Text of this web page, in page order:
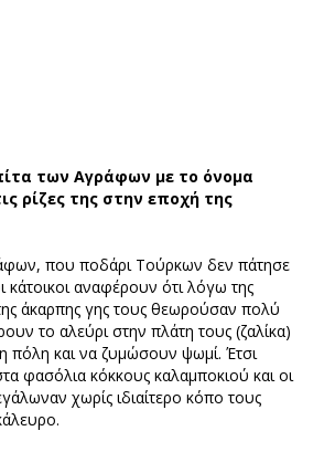
των Αγράφων με το όνομα
ρίζες της στην εποχή της
που ποδάρι Τούρκων δεν πάτησε
κάτοικοι αναφέρουν ότι λόγω της
άκαρπης γης τους θεωρούσαν πολύ
το αλεύρι στην πλάτη τους (ζαλίκα)
πόλη και να ζυμώσουν ψωμί. Έτσι
φασόλια κόκκους καλαμποκιού και οι
χωρίς ιδιαίτερο κόπο τους